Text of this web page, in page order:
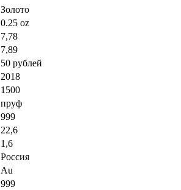
Золото
0.25 oz
7,78
7,89
50 рублей
2018
1500
пруф
999
22,6
1,6
Россия
Au
999